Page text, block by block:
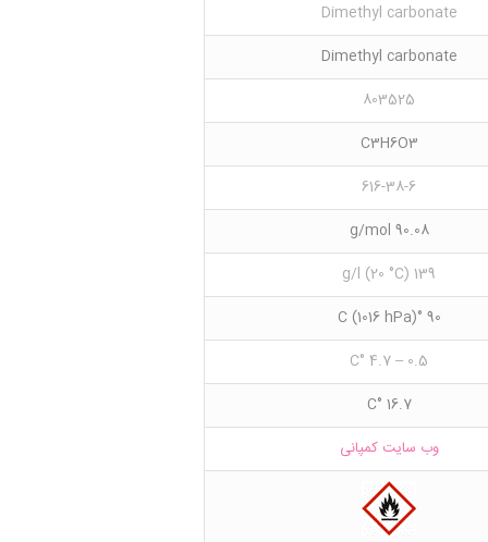
Dimethyl carbonate
Dimethyl carbonate
803525
C3H6O3
616-38-6
90.08 g/mol
139 g/l (20 °C)
90 °C (1016 hPa)
0.5 – 4.7 °C
16.7 °C
وب سایت کمپانی